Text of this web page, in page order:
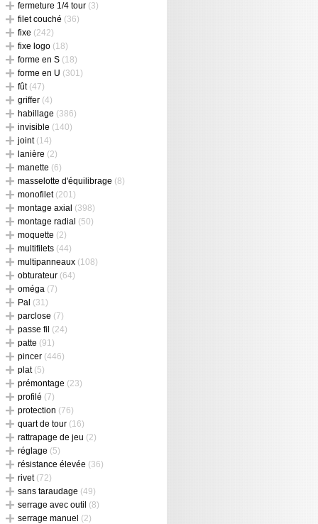
fermeture 1/4 tour (3)
filet couché (36)
fixe (242)
fixe logo (18)
forme en S (18)
forme en U (301)
fût (47)
griffer (4)
habillage (386)
invisible (140)
joint (14)
lanière (2)
manette (6)
masselotte d'équilibrage (8)
monofilet (201)
montage axial (398)
montage radial (50)
moquette (2)
multifilets (44)
multipanneaux (108)
obturateur (64)
oméga (7)
Pal (31)
parclose (7)
passe fil (24)
patte (91)
pincer (446)
plat (5)
prémontage (23)
profilé (7)
protection (76)
quart de tour (16)
rattrapage de jeu (2)
réglage (5)
résistance élevée (36)
rivet (72)
sans taraudage (49)
serrage avec outil (8)
serrage manuel (2)